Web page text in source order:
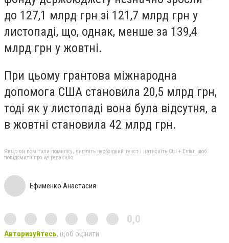
до 127,1 млрд грн зі 121,7 млрд грн у
листопаді, що, однак, менше за 139,4
млрд грн у жовтні.
При цьому грантова міжнародна
допомога США становила 20,5 млрд грн,
тоді як у листопаді вона була відсутня, а
в жовтні становила 42 млрд грн.
Якщо ви помітили помилку, виділіть необхідний текст і натисніть Ctrl + Enter, щоб
повідомити про це редакцію
Ефименко Анастасия
0,0
Авторизуйтесь, щоб оцінити